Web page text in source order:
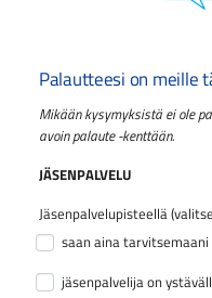
Palautteesi on meille
Mikään kysymyksistä ei ole
avoin palaute -kenttään.
JÄSENPALVELU
Jäsenpalvelupisteellä
saan aina
jäsenpalvelija on